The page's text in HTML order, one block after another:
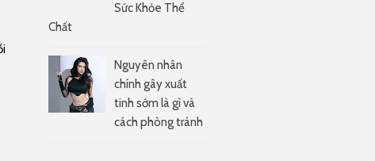
Sức Khỏe Thể
Chất
Nguyên nhân
chính gây xuất
tinh sớm là gì và
cách phòng tránh